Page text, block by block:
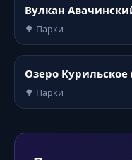
Вулкан
🌳 Парки
Озеро
🌳 Парки